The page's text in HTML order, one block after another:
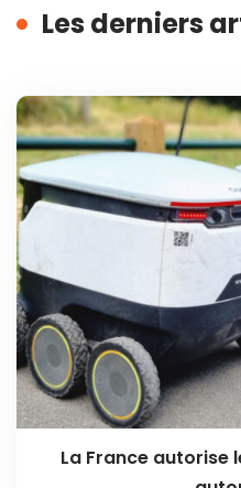
Les derniers
La France autorise